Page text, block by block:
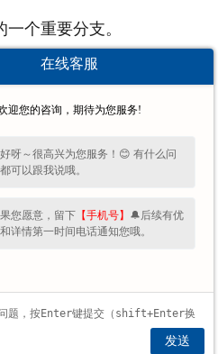
个重要分支。
墨制品的一些性能优势
墨制品的应用领域是较为
炼行业都少不了石墨的参
，使用石墨制作的铸件耐
我们公司供有多种类型的
多，可以联系我们。
带来哪些好处
行业使用要点
在线客服
迎您的咨询，期待为您服务!
呀～很高兴为您服务！😊 有什么问
可以跟我说哦。
您愿意，留下 【手机号】 🔔后续有优
详情第一时间电话通知您哦。
发送